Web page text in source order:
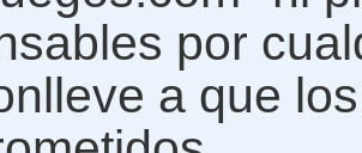
por
a que